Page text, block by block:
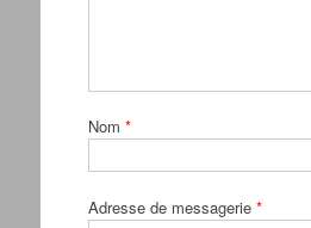
Nom *
Adresse de messagerie *